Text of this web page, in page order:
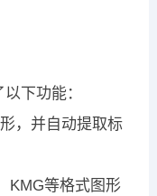
下功能：
，并自动提取标
KMG等格式图形